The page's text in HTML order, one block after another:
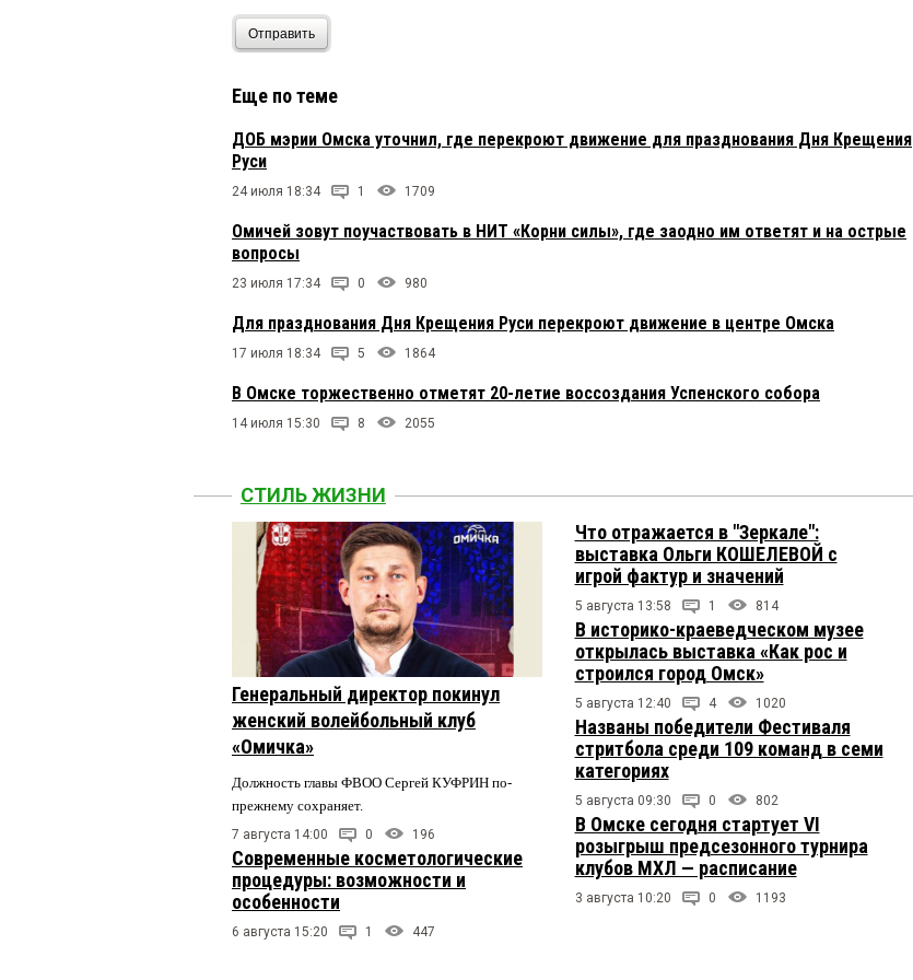
Отправить
Еще по теме
ДОБ мэрии Омска уточнил, где перекроют движение для празднования Дня Крещения
Руси
24 июля 18:34 1 1709
Омичей зовут поучаствовать в НИТ «Корни силы», где заодно им ответят и на острые
вопросы
23 июля 17:34 0 980
Для празднования Дня Крещения Руси перекроют движение в центре Омска
17 июля 18:34 5 1864
В Омске торжественно отметят 20-летие воссоздания Успенского собора
14 июля 15:30 8 2055
СТИЛЬ ЖИЗНИ
Генеральный директор покинул
женский волейбольный клуб
«Омичка»
Должность главы ФВОО Сергей КУФРИН по-
прежнему сохраняет.
7 августа 14:00 0 196
Современные косметологические
процедуры: возможности и
особенности
6 августа 15:20 1 447
Что отражается в "Зеркале":
выставка Ольги КОШЕЛЕВОЙ с
игрой фактур и значений
5 августа 13:58 1 814
В историко-краеведческом музее
открылась выставка «Как рос и
строился город Омск»
5 августа 12:40 4 1020
Названы победители Фестиваля
стритбола среди 109 команд в семи
категориях
5 августа 09:30 0 802
В Омске сегодня стартует VI
розыгрыш предсезонного турнира
клубов МХЛ — расписание
3 августа 10:20 0 1193